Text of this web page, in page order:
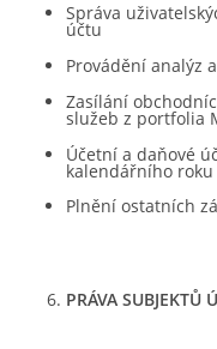
Správa
účtu
Provádění analýz
Zasílání
služeb z portfolia
Účetní a daňové
kalendářního
Plnění ostatních
PRÁVA SUBJEKTŮ